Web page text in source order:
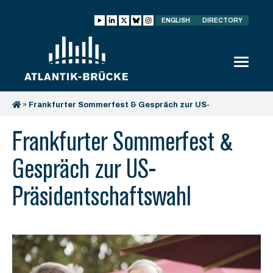
ENGLISH DIRECTORY
» Frankfurter Sommerfest & Gespräch zur US-
Frankfurter Sommerfest &
Gespräch zur US-
Präsidentschaftswahl